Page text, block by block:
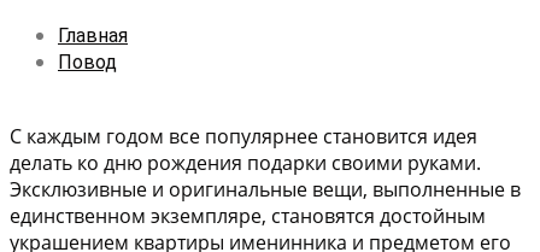
Главная
Повод
С каждым годом все популярнее становится идея
делать ко дню рождения подарки своими руками.
Эксклюзивные и оригинальные вещи, выполненные в
единственном экземпляре, становятся достойным
украшением квартиры именинника и предметом его